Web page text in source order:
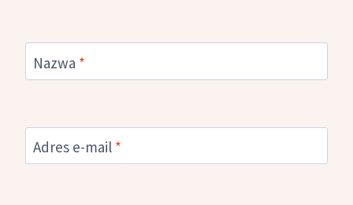
Nazwa *
Adres e-mail *